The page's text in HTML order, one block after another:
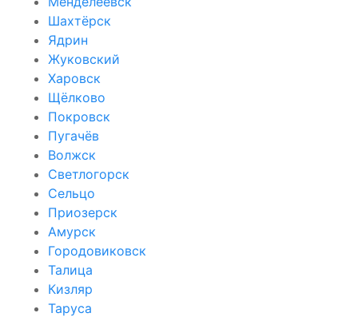
Шахтёрск
Ядрин
Жуковский
Харовск
Щёлково
Покровск
Пугачёв
Волжск
Светлогорск
Сельцо
Приозерск
Амурск
Городовиковск
Талица
Кизляр
Таруса